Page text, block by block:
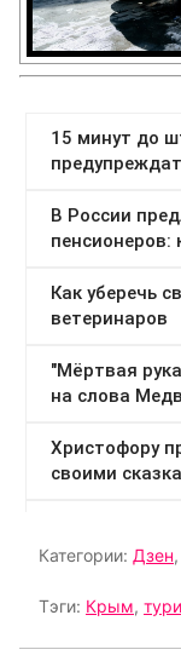
Категории: Дзен,
Тэги: Крым,